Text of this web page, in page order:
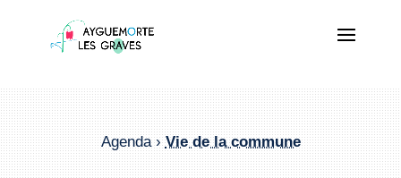
Agenda ›Vie de la commune